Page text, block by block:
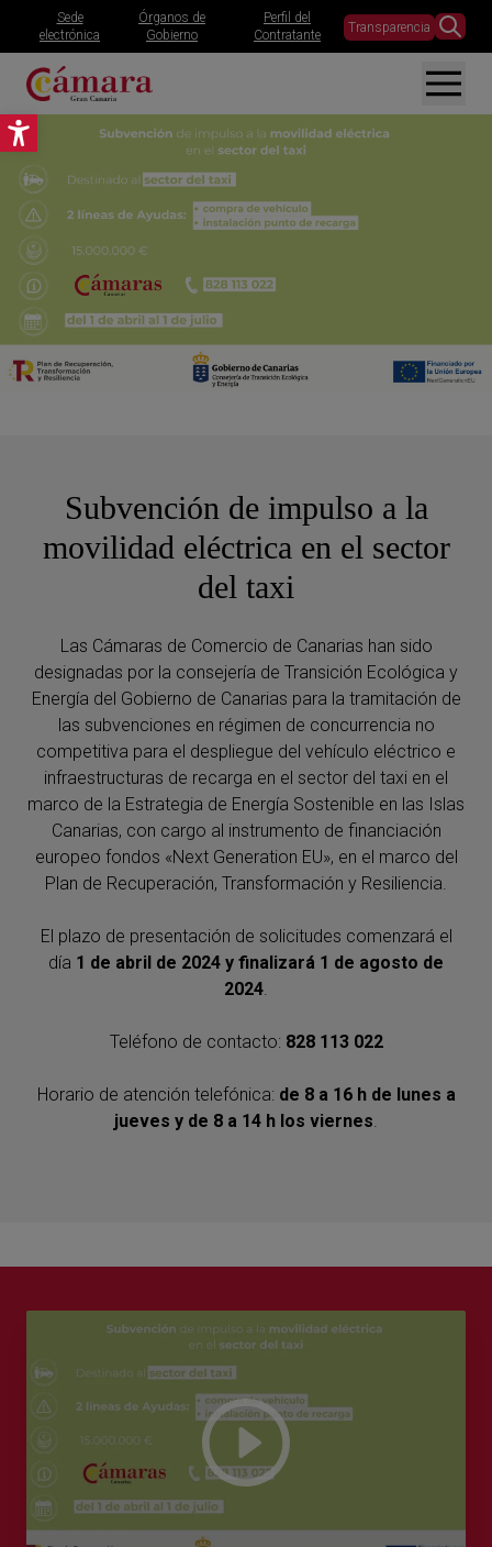
Abrir barra de herramientas
Sede
electrónica
Órganos de
Gobierno
Perfil del
Contratante
Transparencia
Subvención de impulso a la
movilidad eléctrica en el sector
del taxi
Las Cámaras de Comercio de Canarias han sido
designadas por la consejería de Transición Ecológica y
Energía del Gobierno de Canarias para la tramitación de
las subvenciones en régimen de concurrencia no
competitiva para el despliegue del vehículo eléctrico e
infraestructuras de recarga en el sector del taxi en el
marco de la Estrategia de Energía Sostenible en las Islas
Canarias, con cargo al instrumento de financiación
europeo fondos «Next Generation EU», en el marco del
Plan de Recuperación, Transformación y Resiliencia.
El plazo de presentación de solicitudes comenzará el
día 1 de abril de 2024 y finalizará 1 de agosto de
2024.
Teléfono de contacto: 828 113 022
Horario de atención telefónica: de 8 a 16 h de lunes a
jueves y de 8 a 14 h los viernes.